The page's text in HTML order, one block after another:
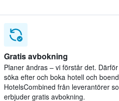
i Tyskland
i Japan
i Spanien
i Thailand